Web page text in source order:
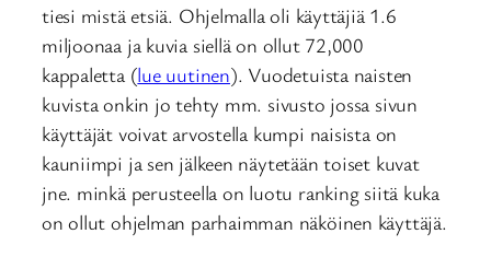
tiesi mistä etsiä. Ohjelmalla oli käyttäjiä 1.6
miljoonaa ja kuvia siellä on ollut 72,000
kappaletta (lue uutinen). Vuodetuista naisten
kuvista onkin jo tehty mm. sivusto jossa sivun
käyttäjät voivat arvostella kumpi naisista on
kauniimpi ja sen jälkeen näytetään toiset kuvat
jne. minkä perusteella on luotu ranking siitä kuka
on ollut ohjelman parhaimman näköinen käyttäjä.